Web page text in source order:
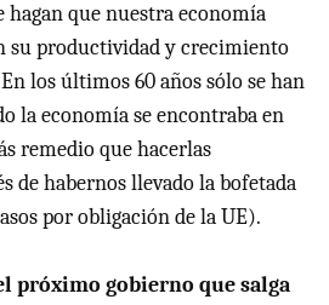
hagan que nuestra economía
su productividad y crecimiento
los últimos 60 años sólo se han
la economía se encontraba en
remedio que hacerlas
de habernos llevado la bofetada
por obligación de la UE).
próximo gobierno que salga